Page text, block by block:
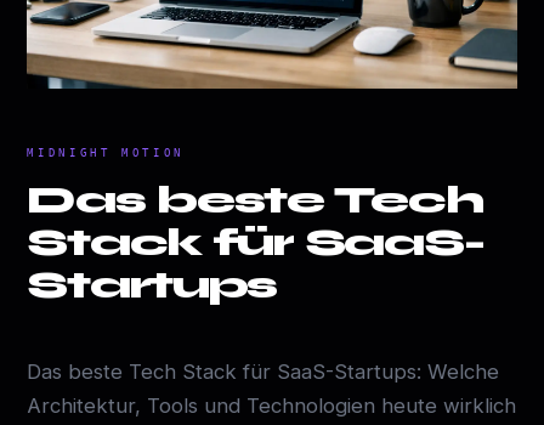
MIDNIGHT MOTION
Das beste Tech
Stack für SaaS-
Startups
Das beste Tech Stack für SaaS-Startups: Welche
Architektur, Tools und Technologien heute wirklich